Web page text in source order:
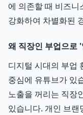
에 의존할 때 비즈
강화하여 차별화된
왜 직장인 부업으로
디지털 시대의 부업
중심에 유튜브가 있
노출을 꺼리는 직장
있습니다. 개인 브